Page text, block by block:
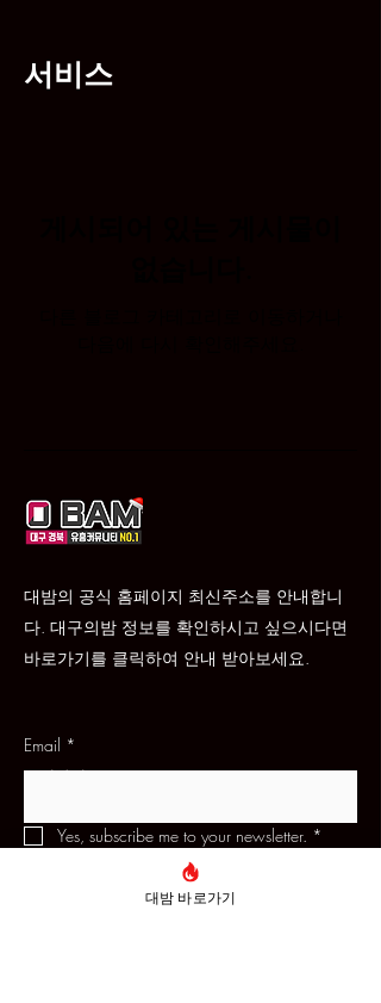
서비스
대밤의 공식 홈페이지 최신주소를 안내합니
다. 대구의밤 정보를 확인하시고 싶으시다면
바로가기를 클릭하여 안내 받아보세요.
문의하기
Email *
Yes, subscribe me to your newsletter. *
Subscribe
대밤 바로가기